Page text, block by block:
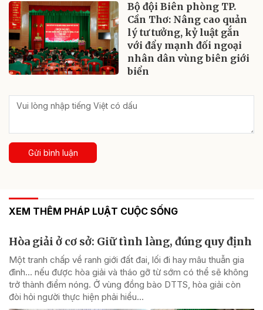
Bộ đội Biên phòng TP.
Cần Thơ: Nâng cao quản
lý tư tưởng, kỷ luật gắn
với đẩy mạnh đối ngoại
nhân dân vùng biên giới
biển
Gửi bình luận
XEM THÊM PHÁP LUẬT CUỘC SỐNG
Hòa giải ở cơ sở: Giữ tình làng, đúng quy định
Một tranh chấp về ranh giới đất đai, lối đi hay mâu thuẫn gia
đình... nếu được hòa giải và tháo gỡ từ sớm có thể sẽ không
trở thành điểm nóng. Ở vùng đồng bào DTTS, hòa giải còn
đòi hỏi người thực hiện phải hiểu...